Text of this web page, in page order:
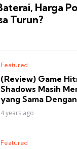
Harga
Turun?
Featured
(Review) Game
Shadows Masih
yang Sama
4 years ago
Featured